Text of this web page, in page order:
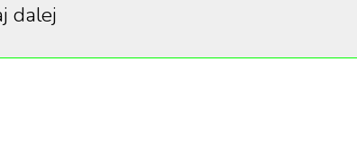
dalej